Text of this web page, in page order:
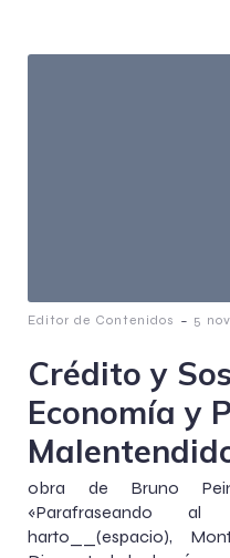
Editor de Contenidos - 5
Crédito y
Economí­a y
obra de Bruno
«Parafraseando
harto__(espacio),